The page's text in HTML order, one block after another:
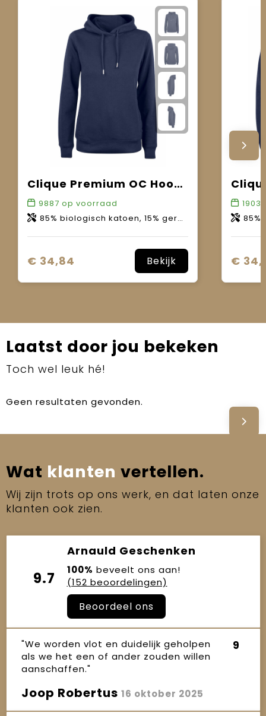
Clique Premium OC Hoody Women
9887 op voorraad
85% biologisch katoen, 15% gerecycled polyester.
€ 34,84 Bekijk
19030
85%
€
Laatst door jou bekeken
Toch wel leuk hé!
Geen resultaten gevonden.
Wat klanten vertellen.
Wij zijn trots op ons werk, en dat laten onze
klanten ook zien.
9.7
Arnauld Geschenken
100% beveelt ons aan!
(152 beoordelingen)
Beoordeel ons
"We worden vlot en duidelijk geholpen
als we het een of ander zouden willen
aanschaffen."
9
Joop Robertus 16 oktober 2025